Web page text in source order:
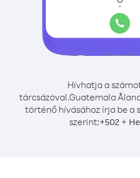
Hívhatja a
tárcsázóval.Guatemala
történő hívásához írja be a
szerint:+502+